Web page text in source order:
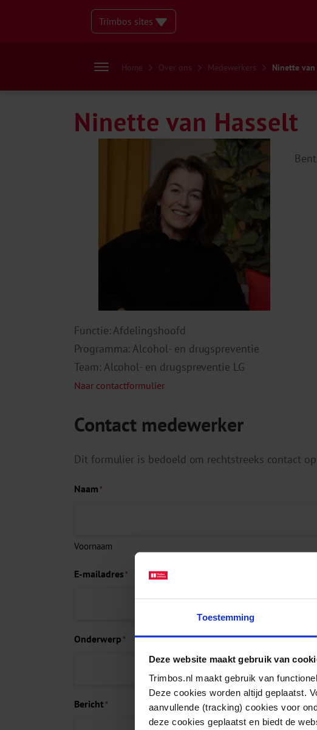
Toestemming
Deze website maakt gebruik van
Trimbos.nl maakt gebruik van
Deze cookies worden altijd geplaatst.
aanvullende (tracking) cookies voor
deze cookies geplaatst en biedt de
Trimbos sites
Home Over ons Medewerkers Ninette van
Ninette van Hasselt
Functie: Afdelingshoofd
Programma: Alcohol- en drugspreventie
Team: Alcohol- en drugspreventie LG
Naar contactformulier
Contact medewerker
Dit formulier is bedoeld om rechtstreeks contact
Naam *
Voornaam
E-mailadres *
Onderwerp *
Bericht *